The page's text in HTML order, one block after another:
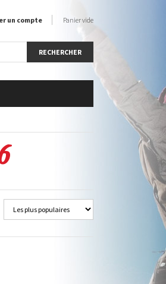
un compte Panier vide